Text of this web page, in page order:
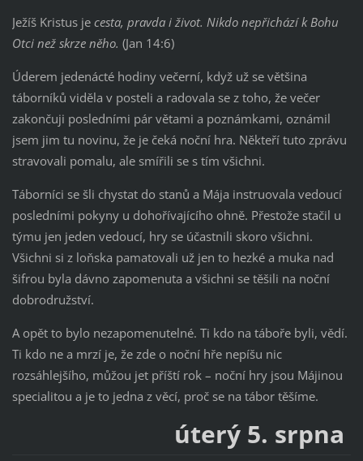
Ježíš Kristus je cesta, pravda i život. Nikdo nepřichází k Bohu
Otci než skrze něho. (Jan 14:6)
Úderem jedenácté hodiny večerní, když už se většina
táborníků viděla v posteli a radovala se z toho, že večer
zakončuji posledními pár větami a poznámkami, oznámil
jsem jim tu novinu, že je čeká noční hra. Někteří tuto zprávu
stravovali pomalu, ale smířili se s tím všichni.
Táborníci se šli chystat do stanů a Mája instruovala vedoucí
posledními pokyny u dohořívajícího ohně. Přestože stačil u
týmu jen jeden vedoucí, hry se účastnili skoro všichni.
Všichni si z loňska pamatovali už jen to hezké a muka nad
šifrou byla dávno zapomenuta a všichni se těšili na noční
dobrodružství.
A opět to bylo nezapomenutelné. Ti kdo na táboře byli, vědí.
Ti kdo ne a mrzí je, že zde o noční hře nepíšu nic
rozsáhlejšího, můžou jet příští rok – noční hry jsou Májinou
specialitou a je to jedna z věcí, proč se na tábor těšíme.
úterý 5. srpna